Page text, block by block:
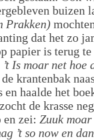
buizen
Prakken)
dat het zo
papier is terug
’t Is moar net hoe
krantenbak
en haalde het
de krasse
en zei: Zuuk
’t so now en